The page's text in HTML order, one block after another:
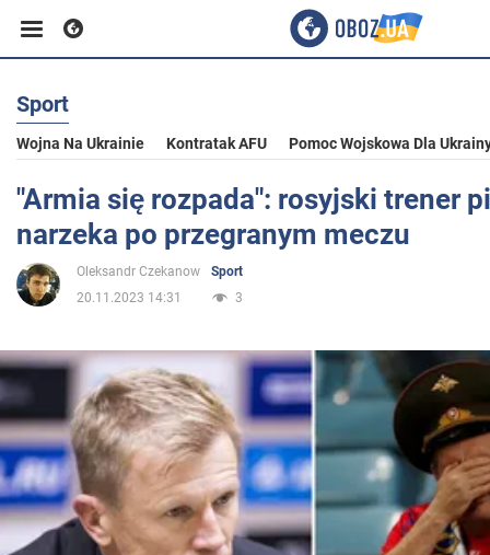
Biznes
Sport
Rozrywka
Polityka
Społeczeństwo
Wojna na Ukrainie
Sport
Wojna Na Ukrainie Kontratak AFU Pomoc Wojskowa Dla
"Armia się rozpada": rosyjski trener
narzeka po przegranym meczu
Oleksandr Czekanow
Sport
20.11.2023 14:31
3